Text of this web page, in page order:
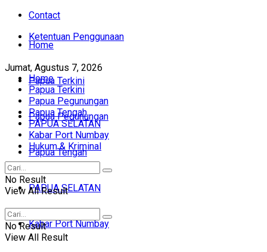
Contact
Ketentuan Penggunaan
Jumat, Agustus 7, 2026
Home
Papua Terkini
Papua Pegunungan
Papua Tengah
PAPUA SELATAN
Kabar Port Numbay
Home
Papua Terkini
Papua Pegunungan
Papua Tengah
PAPUA SELATAN
Kabar Port Numbay
Hukum & Kriminal
No Result
View All Result
No Result
View All Result